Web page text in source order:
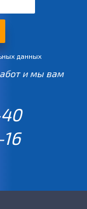
данных
и мы вам